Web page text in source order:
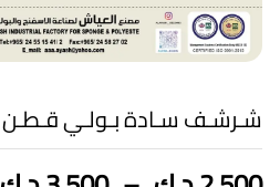
شـرشـف سـادة بـولـي قـطـن